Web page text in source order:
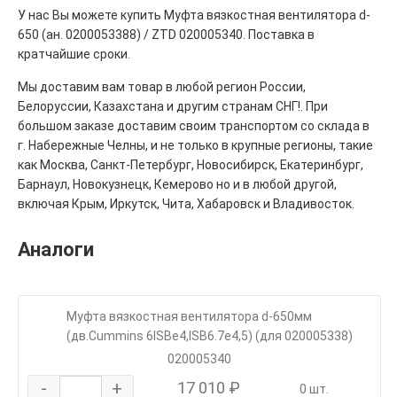
У нас Вы можете купить Муфта вязкостная вентилятора d-
650 (ан. 0200053388) / ZTD 020005340. Поставка в
кратчайшие сроки.
Мы доставим вам товар в любой регион России,
Белоруссии, Казахстана и другим странам СНГ!. При
большом заказе доставим своим транспортом со склада в
г. Набережные Челны, и не только в крупные регионы, такие
как Москва, Санкт-Петербург, Новосибирск, Екатеринбург,
Барнаул, Новокузнецк, Кемерово но и в любой другой,
включая Крым, Иркутск, Чита, Хабаровск и Владивосток.
Аналоги
Муфта вязкостная вентилятора d-650мм
(дв.Cummins 6ISBe4,ISB6.7e4,5) (для 020005338)
020005340
- + 17 010 ₽ 0 шт.